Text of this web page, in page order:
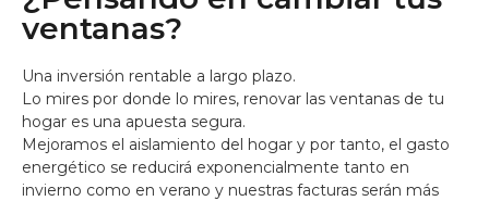
ventanas?
Una inversión rentable a largo plazo.
Lo mires por donde lo mires, renovar las ventanas de tu
hogar es una apuesta segura.
Mejoramos el aislamiento del hogar y por tanto, el gasto
energético se reducirá exponencialmente tanto en
invierno como en verano y nuestras facturas serán más